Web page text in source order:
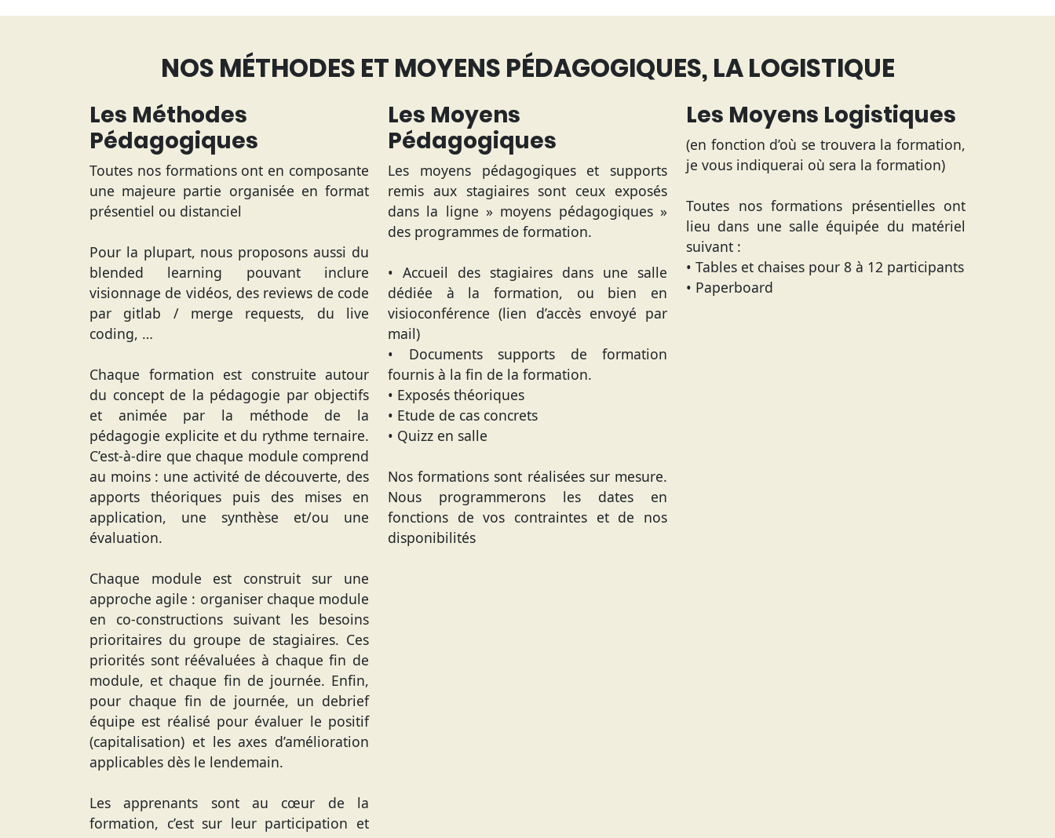
NOS MÉTHODES ET MOYENS PÉDAGOGIQUES, LA LOGISTIQUE
Les Méthodes
Pédagogiques
Toutes nos formations ont en composante
une majeure partie organisée en format
présentiel ou distanciel
Pour la plupart, nous proposons aussi du
blended learning pouvant inclure
visionnage de vidéos, des reviews de code
par gitlab / merge requests, du live
coding, …
Chaque formation est construite autour
du concept de la pédagogie par objectifs
et animée par la méthode de la
pédagogie explicite et du rythme ternaire.
C’est-à-dire que chaque module comprend
au moins : une activité de découverte, des
apports théoriques puis des mises en
application, une synthèse et/ou une
évaluation.
Chaque module est construit sur une
approche agile : organiser chaque module
en co-constructions suivant les besoins
prioritaires du groupe de stagiaires. Ces
priorités sont réévaluées à chaque fin de
module, et chaque fin de journée. Enfin,
pour chaque fin de journée, un debrief
équipe est réalisé pour évaluer le positif
(capitalisation) et les axes d’amélioration
applicables dès le lendemain.
Les apprenants sont au cœur de la
formation, c’est sur leur participation et
Les Moyens
Pédagogiques
Les moyens pédagogiques et supports
remis aux stagiaires sont ceux exposés
dans la ligne » moyens pédagogiques »
des programmes de formation.
• Accueil des stagiaires dans une salle
dédiée à la formation, ou bien en
visioconférence (lien d’accès envoyé par
mail)
• Documents supports de formation
fournis à la fin de la formation.
• Exposés théoriques
• Etude de cas concrets
• Quizz en salle
Nos formations sont réalisées sur mesure.
Nous programmerons les dates en
fonctions de vos contraintes et de nos
disponibilités
Les Moyens Logistiques
(en fonction d’où se trouvera la formation,
je vous indiquerai où sera la formation)
Toutes nos formations présentielles ont
lieu dans une salle équipée du matériel
suivant :
• Tables et chaises pour 8 à 12 participants
• Paperboard